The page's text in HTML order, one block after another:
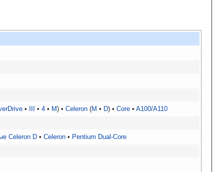
4 M Celeron M D Core
A100/A110
Celeron D Celeron
Pentium Dual-Core